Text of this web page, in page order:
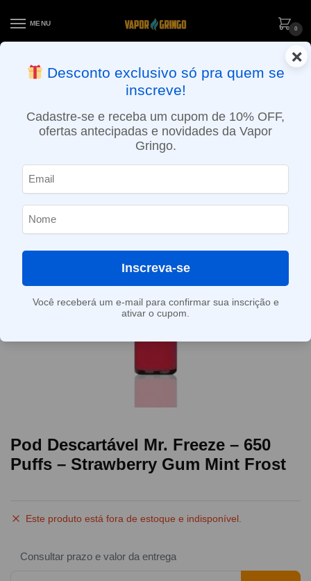
MENU
0
ENTREGA NO MESMO DIA EM SÃO PAULO (SEG A SEX): PEDIDOS
APROVADOS ATÉ 15:30 VIA MOTOBOY
Pod Descartável Mr. Freeze – 650
Puffs – Strawberry Gum Mint Frost
Este produto está fora de estoque e indisponível.
Consultar prazo e valor da entrega
×
Desconto exclusivo só pra quem se
inscreve!
Cadastre-se e receba um cupom de 10% OFF,
ofertas antecipadas e novidades da Vapor
Gringo.
Inscreva-se
Você receberá um e-mail para confirmar sua inscrição e
ativar o cupom.